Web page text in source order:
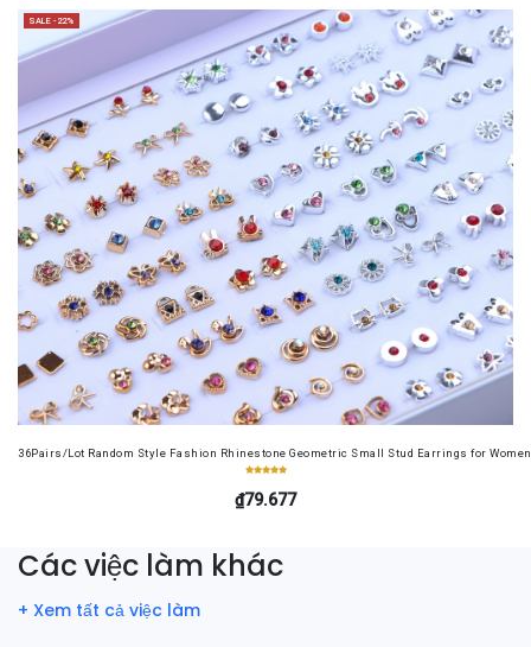
SALE -22%
36Pairs/Lot Random Style Fashion Rhinestone Geometric Small Stud Earrings for
₫79.677
Các việc làm khác
+ Xem tất cả việc làm